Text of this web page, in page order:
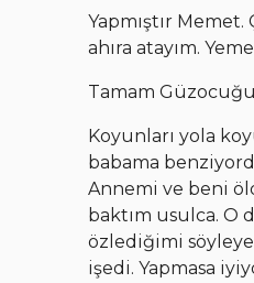
Yapmıştır
ahıra atayım.
Tamam
Koyunları yola
babama
Annemi ve beni
baktım usulca. O
özlediğimi
işedi. Yapmasa